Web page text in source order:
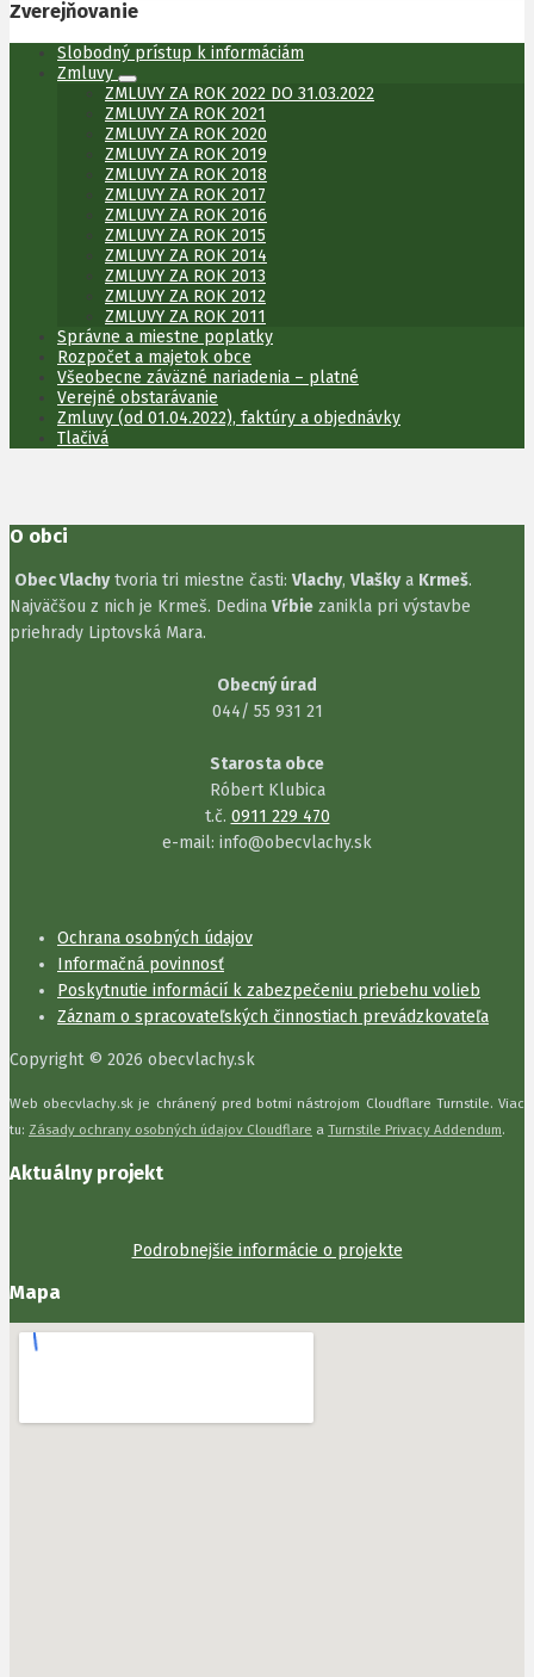
Zverejňovanie
Slobodný prístup k informáciám
Zmluvy
ZMLUVY ZA ROK 2022 DO 31.03.2022
ZMLUVY ZA ROK 2021
ZMLUVY ZA ROK 2020
ZMLUVY ZA ROK 2019
ZMLUVY ZA ROK 2018
ZMLUVY ZA ROK 2017
ZMLUVY ZA ROK 2016
ZMLUVY ZA ROK 2015
ZMLUVY ZA ROK 2014
ZMLUVY ZA ROK 2013
ZMLUVY ZA ROK 2012
ZMLUVY ZA ROK 2011
Správne a miestne poplatky
Rozpočet a majetok obce
Všeobecne záväzné nariadenia – platné
Verejné obstarávanie
Zmluvy (od 01.04.2022), faktúry a objednávky
Tlačivá
O obci
Obec Vlachytvoria tri miestne časti: Vlachy, Vlaškya Krmeš.
Najväčšou z nich je Krmeš. Dedina Vŕbie zanikla pri výstavbe
priehrady Liptovská Mara.
Obecný úrad
044/ 55 931 21
Starosta obce
Róbert Klubica
t.č. 0911 229 470
e-mail: info@obecvlachy.sk
Ochrana osobných údajov
Informačná povinnosť
Poskytnutie informácií k zabezpečeniu priebehu volieb
Záznam o spracovateľských činnostiach prevádzkovateľa
Copyright © 2026 obecvlachy.sk
Web obecvlachy.sk je chránený pred botmi nástrojom Cloudflare Turnstile. Viac
tu: Zásady ochrany osobných údajov Cloudflare a Turnstile Privacy Addendum.
Aktuálny projekt
Podrobnejšie informácie o projekte
Mapa